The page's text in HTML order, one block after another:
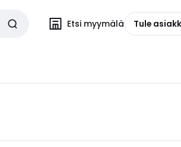
Etsi myymälä Tule